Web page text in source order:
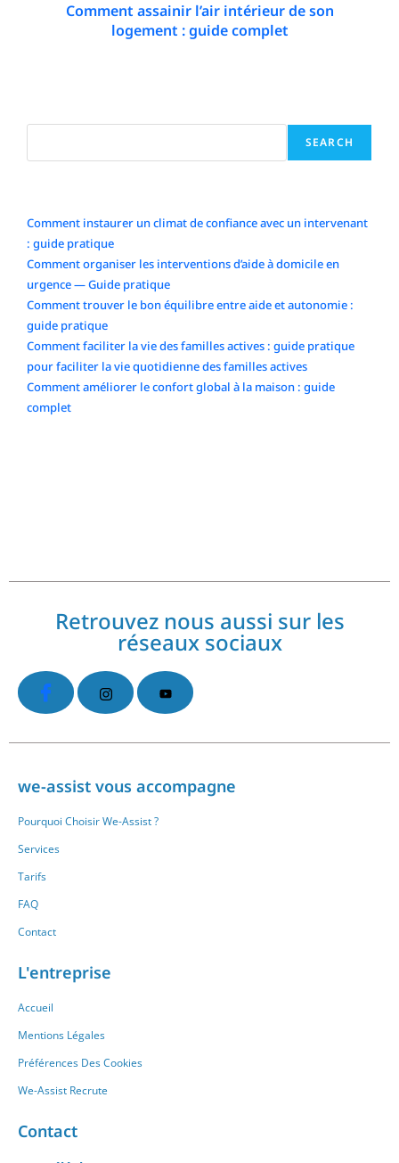
Comment assainir l’air intérieur de son
logement : guide complet
SEARCH
Comment instaurer un climat de confiance avec un intervenant
: guide pratique
Comment organiser les interventions d’aide à domicile en
urgence — Guide pratique
Comment trouver le bon équilibre entre aide et autonomie :
guide pratique
Comment faciliter la vie des familles actives : guide pratique
pour faciliter la vie quotidienne des familles actives
Comment améliorer le confort global à la maison : guide
complet
Retrouvez nous aussi sur les
réseaux sociaux
we-assist vous accompagne
Pourquoi Choisir We-Assist ?
Services
Tarifs
FAQ
Contact
L'entreprise
Accueil
Mentions Légales
Préférences Des Cookies
We-Assist Recrute
Contact